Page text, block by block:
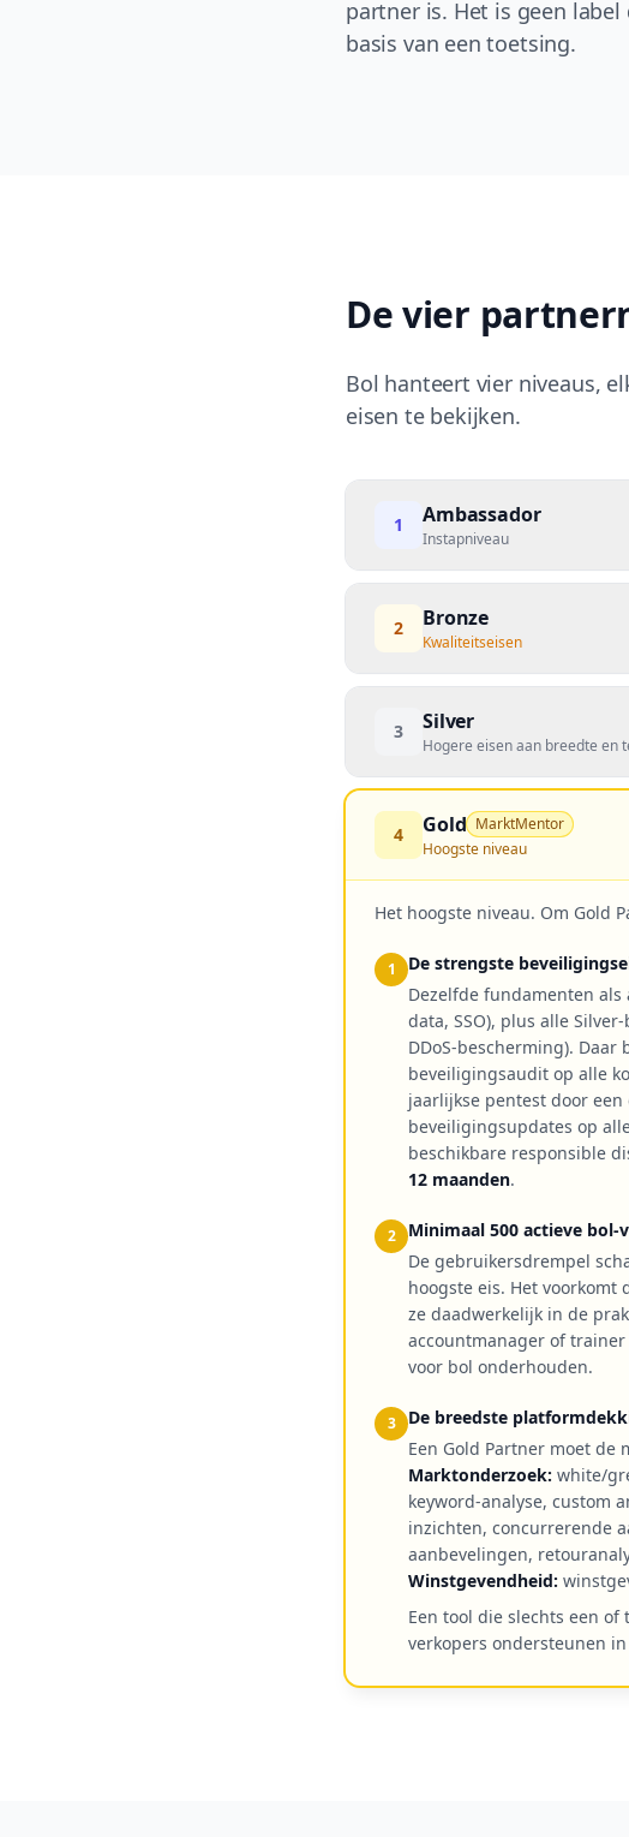
partner is. Het is geen
basis van een toetsing.
De vier
Bol hanteert vier niveaus,
eisen te bekijken.
1 Ambassador
Instapniveau
2 Bronze
Kwaliteitseisen
3 Silver
Hogere eisen aan breedte en
4 Gold MarktMentor
Hoogste niveau
Het hoogste niveau. Om Gold
1
De strengste
Dezelfde fundamenten
data, SSO), plus alle
DDoS-bescherming).
beveiligingsaudit op alle
jaarlijkse pentest door
beveiligingsupdates op
beschikbare responsible
12 maanden.
2
Minimaal 500 actieve bol-
De gebruikersdrempel
hoogste eis. Het
ze daadwerkelijk in de
accountmanager of
voor bol onderhouden.
3
De breedste
Een Gold Partner moet
Marktonderzoek: white/
keyword-analyse, custom
inzichten, concurrerende
aanbevelingen,
Winstgevendheid:
Een tool die slechts een
verkopers ondersteunen